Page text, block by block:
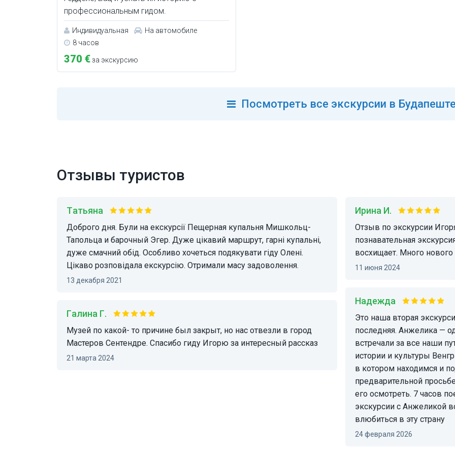
профессиональным гидом.
Индивидуальная
На автомобиле
8 часов
370 €за экскурсию
Посмотреть все экскурсии в
Отзывы туристов
Татьяна
Доброго дня. Були на екскурсії Пещерная купальня Мишкольц-
Тапольца и барочный Эгер. Дуже цікавий маршрут, гарні купальні,
дуже смачний обід. Особливо хочеться подякувати гіду Олені.
Цікаво розповідала екскурсію. Отримали масу задоволення.
13 декабря 2021
Галина Г.
Музей по какой- то причине был закрыт, но нас отвезли в город
Мастеров Сентендре. Спасибо гиду Игорю за интересный рассказ
21 марта 2024
Ирина И.
Отзыв по экскурсии Игоря Юрьевича: Очень интересная,
познавательная
восхищает. Много
11 июня 2024
Надежда
Это наша вторая экскурсия с Анжеликой и, надеемся, что не
последняя. Анжелика —
встречали за все наши
истории и культуры
в котором находимся и
предварительной
его осмотреть. 7 часов
экскурсии с Анжеликой
влюбиться в эту страну
24 февраля 2026